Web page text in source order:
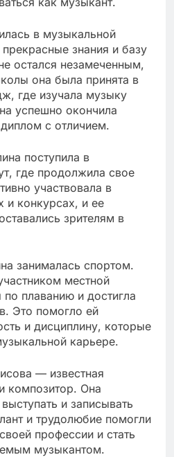
в музыкальной
знания и базу
остался незамеченным,
она была принята в
где изучала музыку
успешно окончила
с отличием.
поступила в
где продолжила свое
участвовала в
и конкурсах, и ее
зрителям в
занималась спортом.
местной
плаванию и достигла
Это помогло ей
и дисциплину, которые
карьере.
— известная
композитор. Она
и записывать
и трудолюбие помогли
профессии и стать
музыкантом.